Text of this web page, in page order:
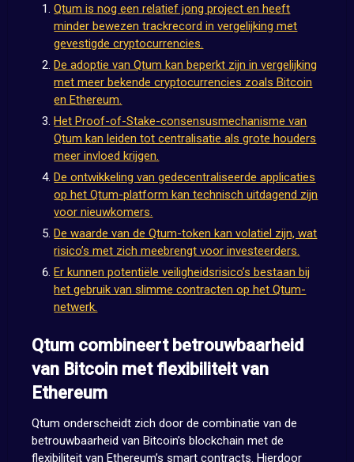
Qtum is nog een relatief jong project en heeft
minder bewezen trackrecord in vergelijking met
gevestigde cryptocurrencies.
De adoptie van Qtum kan beperkt zijn in vergelijking
met meer bekende cryptocurrencies zoals Bitcoin
en Ethereum.
Het Proof-of-Stake-consensusmechanisme van
Qtum kan leiden tot centralisatie als grote houders
meer invloed krijgen.
De ontwikkeling van gedecentraliseerde applicaties
op het Qtum-platform kan technisch uitdagend zijn
voor nieuwkomers.
De waarde van de Qtum-token kan volatiel zijn, wat
risico’s met zich meebrengt voor investeerders.
Er kunnen potentiële veiligheidsrisico’s bestaan bij
het gebruik van slimme contracten op het Qtum-
netwerk.
Qtum combineert betrouwbaarheid
van Bitcoin met flexibiliteit van
Ethereum
Qtum onderscheidt zich door de combinatie van de
betrouwbaarheid van Bitcoin’s blockchain met de
flexibiliteit van Ethereum’s smart contracts. Hierdoor